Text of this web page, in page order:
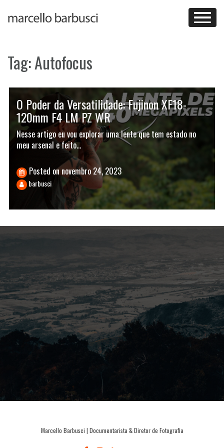
Tag:Autofocus
O Poder da Versatilidade: Fujinon XF18-
120mm F4 LM PZ WR
Nesse artigo eu vou explorar uma lente que tem estado no
meu arsenal e feito…
Posted on novembro 24, 2023
barbusci
Marcello Barbusci | Documentarista & Diretor de Fotografia